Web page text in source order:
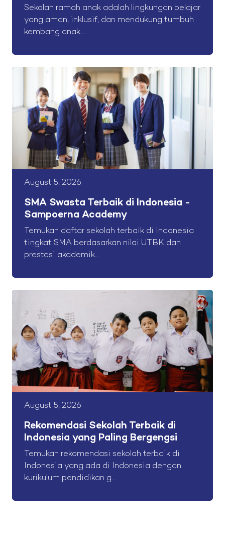
Sekolah ramah anak adalah lingkungan belajar
yang aman, inklusif, dan mendukung tumbuh
kembang anak....
August 5, 2026
SMA Swasta Terbaik di Indonesia -
Sampoerna Academy
Temukan daftar sekolah terbaik di Indonesia
tingkat SMA berdasarkan nilai UTBK dan
prestasi akademik...
August 5, 2026
Rekomendasi Sekolah Terbaik di
Indonesia yang Paling Bergengsi
Temukan rekomendasi sekolah terbaik di
Indonesia yang ada di Indonesia dengan
kurikulum pendidikan g...